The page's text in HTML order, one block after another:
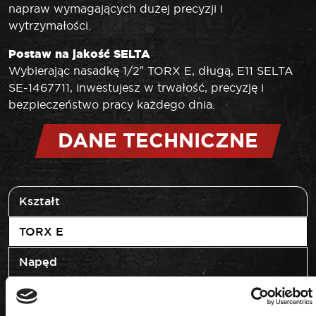
napraw wymagających dużej precyzji i
wytrzymałości.
Postaw na jakość SELTA
Wybierając nasadkę 1/2″ TORX E, długą, E11 SELTA
SE-1467711, inwestujesz w trwałość, precyzję i
bezpieczeństwo pracy każdego dnia.
DANE TECHNICZNE
Kształt
TORX E
Napęd
1/2"